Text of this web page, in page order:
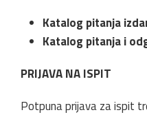
Katalog pitanja
Katalog pitanja i
PRIJAVA NA ISPIT
Potpuna prijava za ispit